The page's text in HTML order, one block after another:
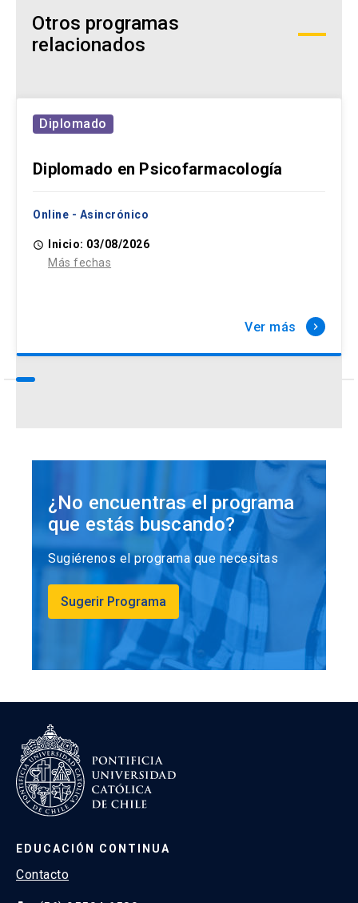
Otros programas
relacionados
Diplomado
Diplomado en Psicofarmacología
Online - Asincrónico
access_time
Inicio: 03/08/2026
Más fechas
Ver más keyboard_arrow_right
¿No encuentras el programa
que estás buscando?
Sugiérenos el programa que necesitas
Sugerir Programa
EDUCACIÓN CONTINUA
Contacto